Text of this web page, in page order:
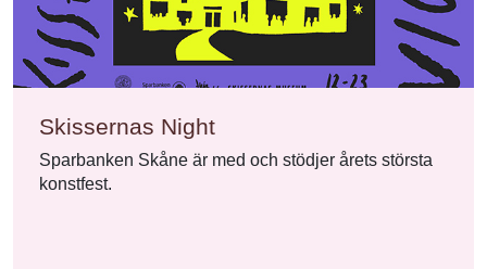
Skissernas Night
Sparbanken Skåne är med och stödjer årets största
konstfest.